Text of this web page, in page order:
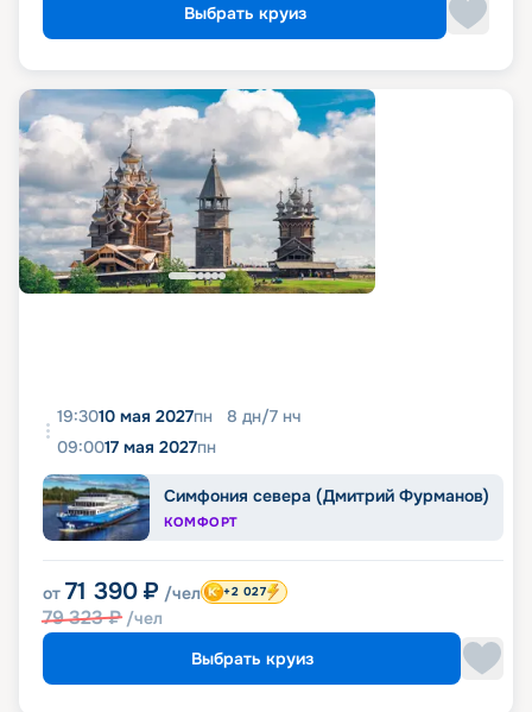
Выбрать круиз
19:3010 мая 2027пн 8 дн/7 нч
09:0017 мая 2027пн
Симфония севера (Дмитрий Фурманов)
КОМФОРТ
от 71 390 ₽ /чел
79 323₽ /чел
+2 027
Выбрать круиз